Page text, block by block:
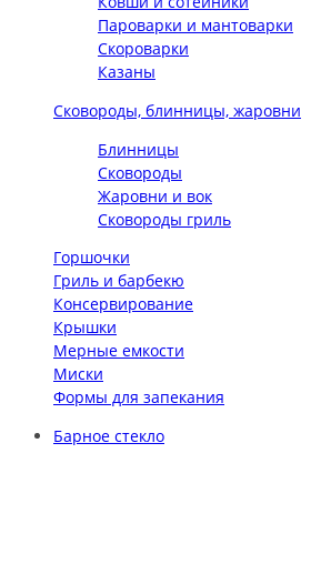
Пароварки и мантоварки
Скороварки
Казаны
Сковороды, блинницы, жаровни
Блинницы
Сковороды
Жаровни и вок
Сковороды гриль
Горшочки
Гриль и барбекю
Консервирование
Крышки
Мерные емкости
Миски
Формы для запекания
Барное стекло